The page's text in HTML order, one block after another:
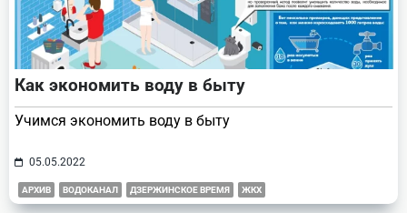
Как экономить воду в быту
Учимся экономить воду в быту
05.05.2022
АРХИВ ВОДОКАНАЛ ДЗЕРЖИНСКОЕ ВРЕМЯ ЖКХ